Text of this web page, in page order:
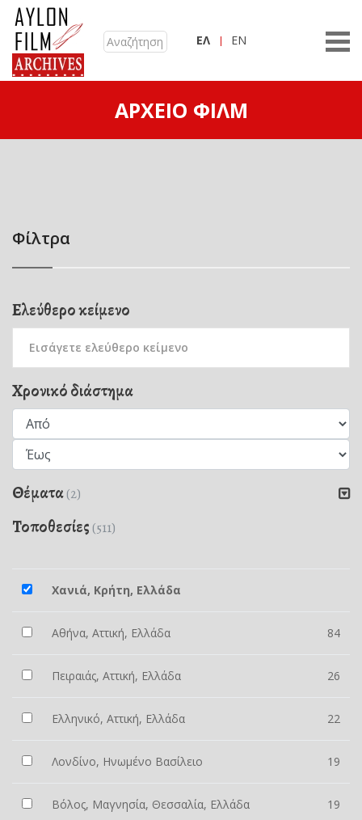
ΕΛ EN
ΑΡΧΕΊΟ ΦΙΛΜ
Φίλτρα
Ελεύθερο κείμενο
Χρονικό διάστημα
Θέματα(2)
Τοποθεσίες (511)
Χανιά, Κρήτη, Ελλάδα
Αθήνα, Αττική, Ελλάδα 84
Πειραιάς, Αττική, Ελλάδα 26
Ελληνικό, Αττική, Ελλάδα 22
Λονδίνο, Ηνωμένο Βασίλειο 19
Βόλος, Μαγνησία, Θεσσαλία, Ελλάδα 19